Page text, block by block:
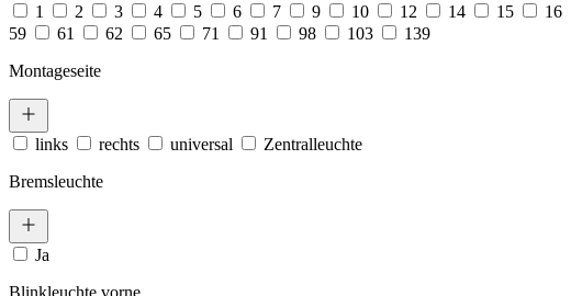
1 2 3 4 5 6 7 9 10 12 14 15 16
59
61 62 65 71 91 98 103
139
Montageseite
links rechts universal
Zentralleuchte
Bremsleuchte
Ja
Blinkleuchte vorne